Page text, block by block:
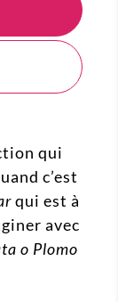
qui
c’est
qui est à
avec
o Plomo